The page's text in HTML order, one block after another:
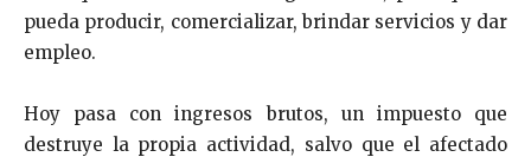
pueda producir, comercializar, brindar servicios y dar
empleo.
Hoy pasa con ingresos brutos, un impuesto que
destruye la propia actividad, salvo que el afectado